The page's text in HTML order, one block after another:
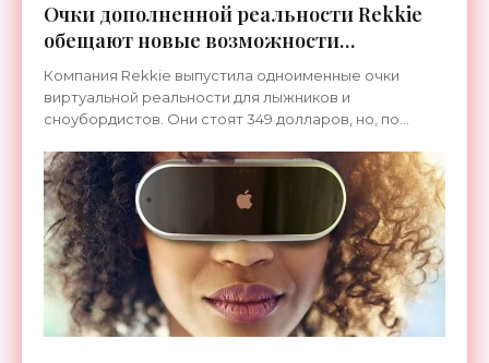
Очки дополненной реальности Rekkie
обещают новые возможности
сноубордистам - «Гаджеты»
Компания Rekkie выпустила одноименные очки
виртуальной реальности для лыжников и
сноубордистов. Они стоят 349 долларов, но, по
функционалом.